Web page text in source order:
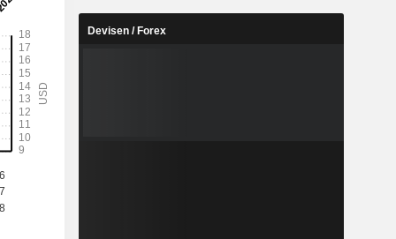
Devisen / Forex